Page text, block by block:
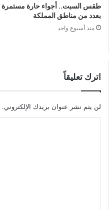
طقس السبت.. أجواء حارة مستمرة
بعدد من مناطق المملكة
منذ أسبوع واحد
اترك تعليقاً
لن يتم نشر عنوان بريدك الإلكتروني.